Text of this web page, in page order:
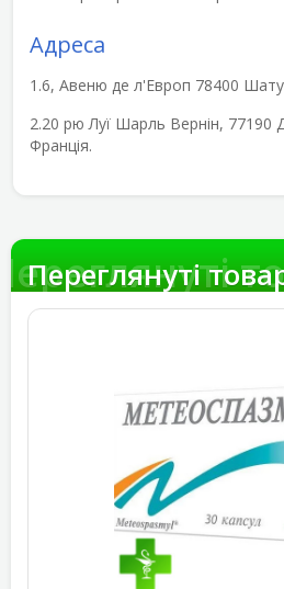
Адреса
1.6, Авеню де л'Европ 78400 Шату
2.20 рю Луї Шарль Вернін,
Франція.
Переглянуті